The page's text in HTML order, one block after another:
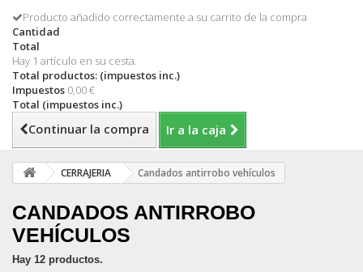
Producto añadido correctamente a su carrito de la compra
Cantidad
Total
Hay 1 artículo en su cesta.
Total productos: (impuestos inc.)
Impuestos 0,00 €
Total (impuestos inc.)
Continuar la compra Ir a la caja
CERRAJERIA Candados antirrobo vehículos
CANDADOS ANTIRROBO
VEHÍCULOS
Hay 12 productos.